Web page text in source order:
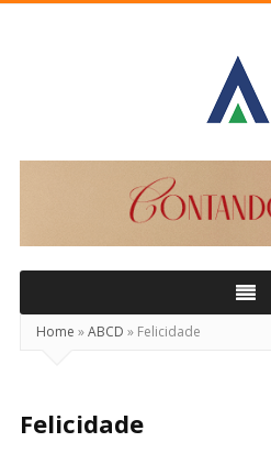
Home »ABCD » Felicidade
Felicidade